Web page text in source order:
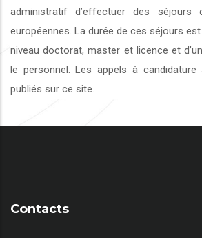
administratif d’effectuer des séjours
européennes. La durée de ces séjours
niveau doctorat, master et licence et
le personnel. Les appels à candidature
publiés sur ce site.
Contacts